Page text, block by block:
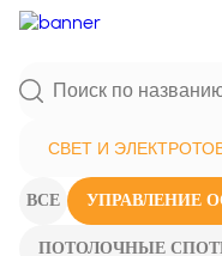
СВЕТ И
ВСЕ УПРАВЛЕНИЕ
ПОТОЛОЧНЫЕ